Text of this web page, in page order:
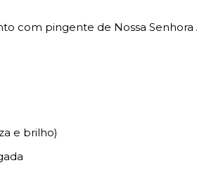
com pingente de Nossa Senhora
e brilho)